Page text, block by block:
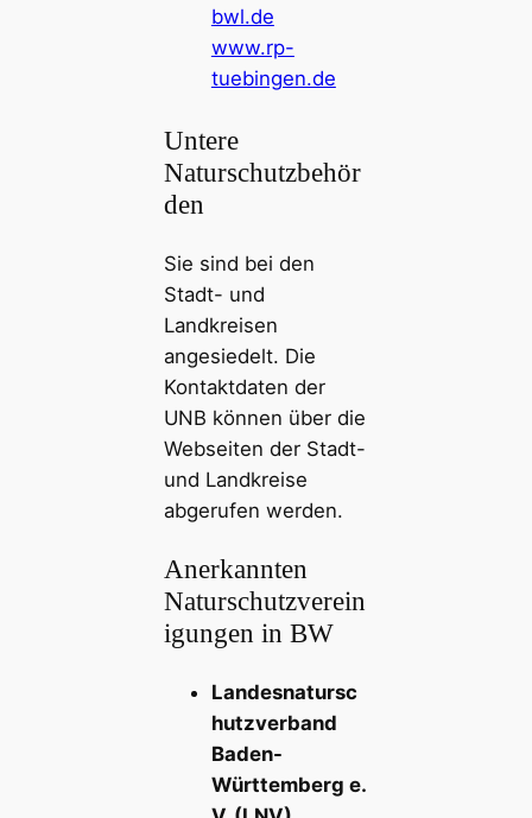
bwl.de
www.rp-
tuebingen.de
Untere
Naturschutzbehör
den
Sie sind bei den
Stadt- und
Landkreisen
angesiedelt. Die
Kontaktdaten der
UNB können über die
Webseiten der Stadt-
und Landkreise
abgerufen werden.
Anerkannten
Naturschutzverein
igungen in BW
Landesnatursc
hutzverband
Baden-
Württemberg e.